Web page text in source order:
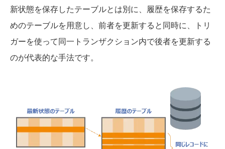
新状態を保存したテーブルとは別に、履歴を保存するた
めのテーブルを用意し、前者を更新すると同時に、トリ
ガーを使って同一トランザクション内で後者を更新する
のが代表的な手法です。